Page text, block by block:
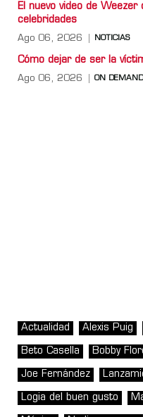
El nuevo video de
celebridades
Ago 06, 2026 NOTICIAS
Cómo dejar de ser la
Ago 06, 2026 ON DEMAND
Actualidad Alexis Puig
Beto Casella Bobby
Joe Fernández
Logia del buen gusto